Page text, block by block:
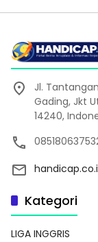
Jl. Tantangan
Gading, Jkt
14240,
Kategori
LIGA INGGRIS